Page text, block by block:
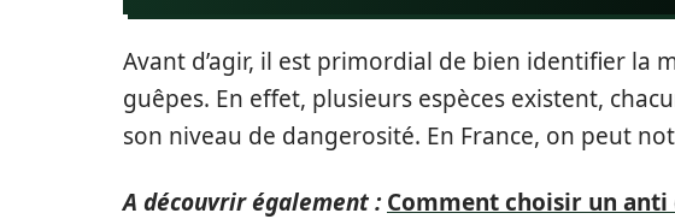
Avant d’agir, il est primordial de bien identifier la
guêpes. En effet, plusieurs espèces existent,
son niveau de dangerosité. En France, on peut
A découvrir également : Comment choisir un